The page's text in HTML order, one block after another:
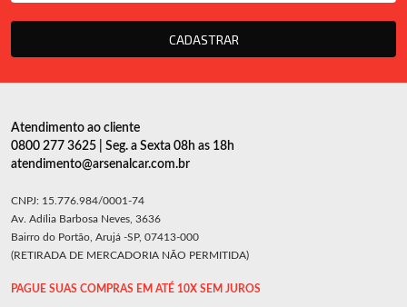
CADASTRAR
Atendimento ao cliente
0800 277 3625 | Seg. a Sexta 08h as 18h
atendimento@arsenalcar.com.br
CNPJ: 15.776.984/0001-74
Av. Adília Barbosa Neves, 3636
Bairro do Portão, Arujá -SP, 07413-000
(RETIRADA DE MERCADORIA NÃO PERMITIDA)
PAGUE SUAS COMPRAS EM ATÉ 10X SEM JUROS